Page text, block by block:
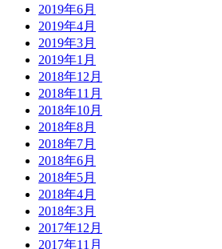
2019年6月
2019年4月
2019年3月
2019年1月
2018年12月
2018年11月
2018年10月
2018年8月
2018年7月
2018年6月
2018年5月
2018年4月
2018年3月
2017年12月
2017年11月